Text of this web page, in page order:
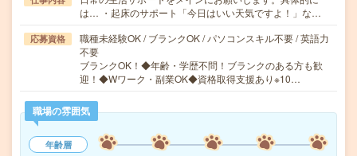
は… ・起床のサポート「今日はいい天気ですよ！」な…
応募資格
職種未経験OK / ブランクOK / パソコンスキル不要 / 英語力
不要
ブランクOK！◆年齢・学歴不問！ブランクのある方も歓
迎！◆Wワーク・副業OK◆資格取得支援あり※10…
職場の雰囲気
年齢層